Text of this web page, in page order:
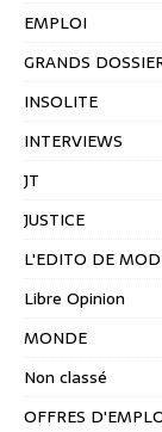
EMPLOI
GRANDS
INSOLITE
INTERVIEWS
JT
JUSTICE
L'EDITO DE
Libre Opinion
MONDE
Non classé
OFFRES